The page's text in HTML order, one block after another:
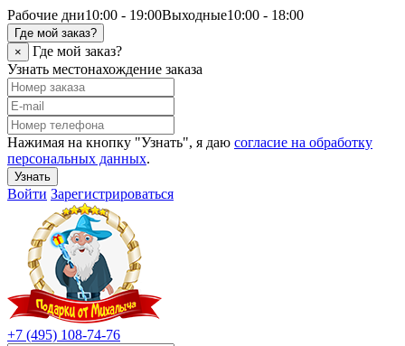
Рабочие дни10:00 - 19:00Выходные10:00 - 18:00
Где мой заказ?
×
Где мой заказ?
Узнать местонахождение заказа
Нажимая на кнопку "Узнать", я даю согласие на обработку
персональных данных.
Узнать
Войти Зарегистрироваться
+7 (495) 108-74-76